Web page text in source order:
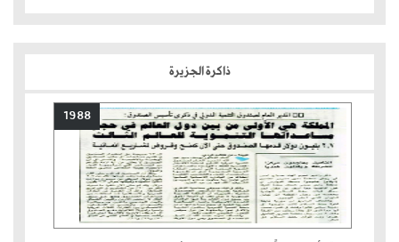
ذاكرة الجزيرة
1988